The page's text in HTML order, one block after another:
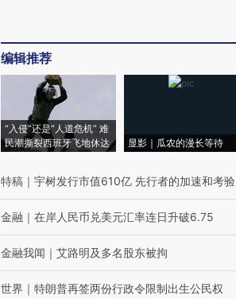
编辑推荐
“入侵”还是“人道危机” 难
民潮撕裂西班牙飞地休达
显影｜瓜农的漫长等待
特稿 ｜ 宇树发行市值610亿 先行者的加速和考验
金融 ｜ 在岸人民币兑美元汇率连日升破6.75
金融我闻 ｜ 艾路明及多名股东被拘
世界 ｜ 特朗普再签两份行政令限制出生公民权